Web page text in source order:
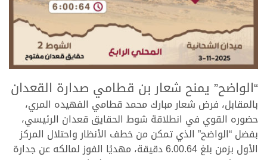
>
“الواضح” يمنح شعار بن قطامي صدارة القعدان
بالمقابل، فرض شعار مبارك محمد قطامي الفهيده المري،
حضوره القوي في انطلاقة شوط الحقايق قعدان الرئيسي،
بفضل “الواضح” الذي تمكن من خطف الأنظار واحتلال المركز
الأول بزمن بلغ 6.00.64 دقيقة، مهديًا الفوز لمالكه عن جدارة